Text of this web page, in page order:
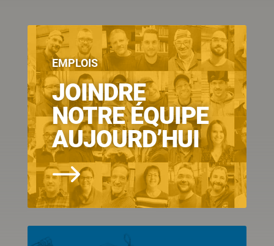
EMPLOIS
JOINDRE
NOTRE ÉQUIPE
AUJOURD’HUI
$